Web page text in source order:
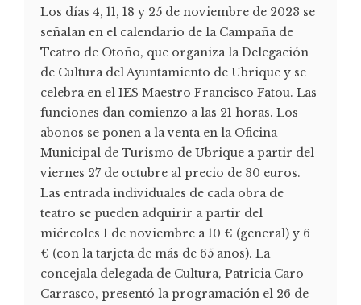
Los días 4, 11, 18 y 25 de noviembre de 2023 se
señalan en el calendario de la Campaña de
Teatro de Otoño, que organiza la Delegación
de Cultura del Ayuntamiento de Ubrique y se
celebra en el IES Maestro Francisco Fatou. Las
funciones dan comienzo a las 21 horas. Los
abonos se ponen a la venta en la Oficina
Municipal de Turismo de Ubrique a partir del
viernes 27 de octubre al precio de 30 euros.
Las entrada individuales de cada obra de
teatro se pueden adquirir a partir del
miércoles 1 de noviembre a 10 € (general) y 6
€ (con la tarjeta de más de 65 años). La
concejala delegada de Cultura, Patricia Caro
Carrasco, presentó la programación el 26 de